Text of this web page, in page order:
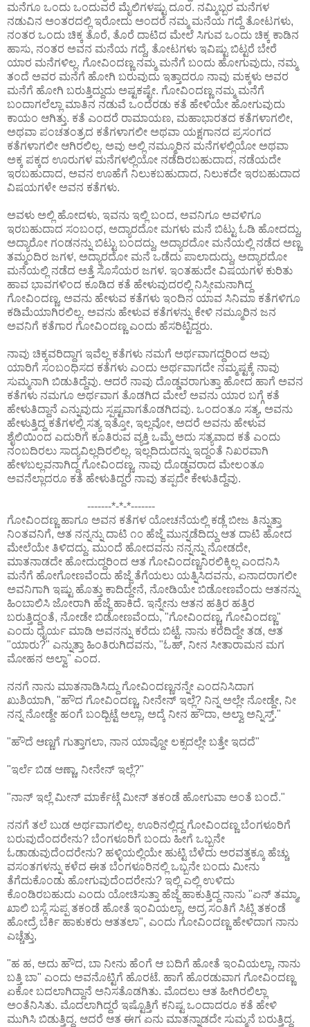
ಮನೆಗೂ ಒಂದು ಒಂದುವರೆ ಮೈಲಿಗಳಷ್ಟು ದೂರ. ನಮ್ಮಿಬ್ಬರ ಮನೆಗಳ
ನಡುವಿನ ಅಂತರದಲ್ಲಿ ಇರೋದು ಅಂದರೆ ನಮ್ಮ ಮನೆಯ ಗದ್ದೆ ತೋಟಗಳು,
ನಂತರ ಒಂದು ಚಿಕ್ಕ ತೊರೆ, ತೊರೆ ದಾಟಿದ ಮೇಲೆ ಸಿಗುವ ಒಂದು ಚಿಕ್ಕ ಕಾಡಿನ
ಹಾಸು, ನಂತರ ಅವನ ಮನೆಯ ಗದ್ದೆ, ತೋಟಗಳು ಇವಿಷ್ಟು ಬಿಟ್ಟರೆ ಬೇರೆ
ಯಾರ ಮನೆಗಳಿಲ್ಲ. ಗೋವಿಂದಣ್ಣ ನಮ್ಮ ಮನೆಗೆ ಬಂದು ಹೋಗುವುದು, ನಮ್ಮ
ತಂದೆ ಅವರ ಮನೆಗೆ ಹೋಗಿ ಬರುವುದು ಇತ್ತಾದರೂ ನಾವು ಮಕ್ಕಳು ಅವರ
ಮನೆಗೆ ಹೋಗಿ ಬರುತ್ತಿದ್ದುದು ಅಷ್ಟಕಷ್ಟೇ. ಗೋವಿಂದಣ್ಣ ನಮ್ಮ ಮನೆಗೆ
ಬಂದಾಗಲೆಲ್ಲಾ ಮಾತಿನ ನಡುವೆ ಒಂದೆರಡು ಕತೆ ಹೇಳಿಯೇ ಹೋಗುವುದು
ಕಾಯಂ ಆಗಿತ್ತು. ಕತೆ ಎಂದರೆ ರಾಮಾಯಣ, ಮಹಾಭಾರತದ ಕತೆಗಳಾಗಲೀ,
ಅಥವಾ ಪಂಚತಂತ್ರದ ಕತೆಗಳಾಗಲೀ ಅಥವಾ ಯಕ್ಷಗಾನದ ಪ್ರಸಂಗದ
ಕತೆಗಳಾಗಲೀ ಆಗಿರಲಿಲ್ಲ. ಅವು ಅಲ್ಲಿ ನಮ್ಮೂರಿನ ಮನೆಗಳಲ್ಲಿಯೋ ಅಥವಾ
ಅಕ್ಕ ಪಕ್ಕದ ಊರುಗಳ ಮನೆಗಳಲ್ಲಿಯೋ ನಡೆದಿರಬಹುದಾದ, ನಡೆಯದೇ
ಇರಬಹುದಾದ, ಅವನ ಊಹೆಗೆ ನಿಲುಕಬಹುದಾದ, ನಿಲುಕದೇ ಇರಬಹುದಾದ
ವಿಷಯಗಳೇ ಅವನ ಕತೆಗಳು.
ಅವಳು ಅಲ್ಲಿ ಹೋದಳು, ಇವನು ಇಲ್ಲಿ ಬಂದ, ಅವನಿಗೂ ಅವಳಿಗೂ
ಇರಬಹುದಾದ ಸಂಬಂಧ, ಅದ್ಯಾರದೋ ಮಗಳು ಮನೆ ಬಿಟ್ಟು ಓಡಿ ಹೋದದ್ದು,
ಅದ್ಯಾರೋ ಗಂಡನನ್ನು ಬಿಟ್ಟು ಬಂದದ್ದು, ಅದ್ಯಾರದೋ ಮನೆಯಲ್ಲಿ ನಡೆದ ಅಣ್ಣ
ತಮ್ಮಂದಿರ ಜಗಳ, ಅದ್ಯಾರದೋ ಮನೆ ಒಡೆದು ಪಾಲಾದುದ್ದು, ಅದ್ಯಾರದೋ
ಮನೆಯಲ್ಲಿ ನಡೆದ ಅತ್ತೆ ಸೊಸೆಯರ ಜಗಳ. ಇಂತಹುದೇ ವಿಷಯಗಳ ಕುರಿತು
ಹಾವ ಭಾವಗಳಿಂದ ಕೂಡಿದ ಕತೆ ಹೇಳುವುದರಲ್ಲಿ ನಿಸ್ಸೀಮನಾಗಿದ್ದ
ಗೋವಿಂದಣ್ಣ. ಅವನು ಹೇಳುವ ಕತೆಗಳು ಇಂದಿನ ಯಾವ ಸಿನಿಮಾ ಕತೆಗಳಿಗೂ
ಕಡಿಮೆಯಾಗಿರಲಿಲ್ಲ. ಅವನು ಹೇಳುವ ಕತೆಗಳನ್ನು ಕೇಳಿ ನಮ್ಮೂರಿನ ಜನ
ಅವನಿಗೆ ಕತೆಗಾರ ಗೋವಿಂದಣ್ಣ ಎಂದು ಹೆಸರಿಟ್ಟಿದ್ದರು.
ನಾವು ಚಿಕ್ಕವರಿದ್ದಾಗ ಇವೆಲ್ಲ ಕತೆಗಳು ನಮಗೆ ಅರ್ಥವಾಗದ್ದರಿಂದ ಅವು
ಯಾರಿಗೆ ಸಂಬಂಧಿಸದ ಕತೆಗಳು ಎಂದು ಅರ್ಥವಾಗದೇ ನಮ್ಮಷ್ಟಕ್ಕೆ ನಾವು
ಸುಮ್ಮನಾಗಿ ಬಿಡುತಿದ್ದೆವು. ಆದರೆ ನಾವು ದೊಡ್ಡವರಾಗುತ್ತಾ ಹೋದ ಹಾಗೆ ಅವನ
ಕತೆಗಳು ನಮಗೂ ಅರ್ಥವಾಗ ತೊಡಗಿದ ಮೇಲೆ ಅವನು ಯಾರ ಬಗ್ಗೆ ಕತೆ
ಹೇಳುತಿದ್ದಾನೆ ಎನ್ನುವುದು ಸ್ಪಷ್ಟವಾಗತೊಡಗಿದವು. ಒಂದಂತೂ ಸತ್ಯ, ಅವನು
ಹೇಳುತ್ತಿದ್ದ ಕತೆಗಳಲ್ಲಿ ಸತ್ಯ ಇತ್ತೋ, ಇಲ್ಲವೋ, ಅದರೆ ಅವನು ಹೇಳುವ
ಶೈಲಿಯಿಂದ ಎದುರಿಗೆ ಕೂತಿರುವ ವ್ಯಕ್ತಿ ಒಮ್ಮೆ ಅದು ಸತ್ಯವಾದ ಕತೆ ಎಂದು
ನಂಬದಿರಲು ಸಾದ್ಯವಿಲ್ಲದಿರಲಿಲ್ಲ. ಇಲ್ಲದಿದುದನ್ನು ಇದ್ದಂತೆ ನಿಖರವಾಗಿ
ಹೇಳಬಲ್ಲವನಾಗಿದ್ದ ಗೋವಿಂದಣ್ಣ. ನಾವು ದೊಡ್ಡವರಾದ ಮೇಲಂತೂ
ಅವನೆಲ್ಲಾದರೂ ಕತೆ ಹೇಳುತಿದ್ದರೆ ನಾವು ತಪ್ಪದೇ ಕೇಳುತಿದ್ದೆವು.
-------*-*-*-------
ಗೋವಿಂದಣ್ಣ ಹಾಗೂ ಅವನ ಕತೆಗಳ ಯೋಚನೆಯಲ್ಲಿ ಕಡ್ಲೆ ಬೀಜ ತಿನ್ನುತ್ತಾ
ನಿಂತವನಿಗೆ, ಆತ ನನ್ನನ್ನು ದಾಟಿ ೧೦ ಹೆಜ್ಜೆ ಮುನ್ನಡೆದಿದ್ದು ಆತ ದಾಟಿ ಹೋದ
ಮೇಲೆಯೇ ತಿಳಿದದ್ದು. ಮುಂದೆ ಹೋದವನು ನನ್ನನ್ನು ನೋಡದೇ,
ಮಾತನಾಡದೇ ಹೋದುದ್ದರಿಂದ ಆತ ಗೋವಿಂದಣ್ಣನಿರಲಿಕ್ಕಿಲ್ಲ ಎಂದನಿಸಿ
ಮನೆಗೆ ಹೋಗೋಣವೆಂದು ಹೆಜ್ಜೆ ತೆಗೆಯಲು ಯತ್ನಿಸಿದವನು, ಏನಾದರಾಗಲೀ
ಅವನಿಗಾಗಿ ಇಷ್ಟು ಹೊತ್ತು ಕಾದಿದ್ದೇನೆ, ನೋಡಿಯೇ ಬಿಡೋಣವೆಂದು ಆತನನ್ನು
ಹಿಂಬಾಲಿಸಿ ಜೋರಾಗಿ ಹೆಜ್ಜೆ ಹಾಕಿದೆ. ಇನ್ನೇನು ಆತನ ಹತ್ತಿರ ಹತ್ತಿರ
ಬರುತ್ತಿದ್ದಂತೆ, ನೋಡೇ ಬಿಡೋಣವೆಂದು, "ಗೋವಿಂದಣ್ಣ, ಗೋವಿಂದಣ್ಣ"
ಎಂದು ಧೈರ್ಯ ಮಾಡಿ ಅವನನ್ನು ಕರೆದು ಬಿಟ್ಟೆ. ನಾನು ಕರೆದಿದ್ದೇ ತಡ, ಆತ
"ಯಾರು?" ಎನ್ನುತ್ತಾ ಹಿಂತಿರುಗಿದವನು, "ಓಹ್, ನೀನ ಸೀತಾರಾಮನ ಮಗ
ಮೋಹನ ಅಲ್ವಾ" ಎಂದ.
ನನಗೆ ನಾನು ಮಾತನಾಡಿಸಿದ್ದು ಗೋವಿಂದಣ್ಣನನ್ನೇ ಎಂದನಿಸಿದಾಗ
ಖುಶಿಯಾಗಿ, "ಹೌದ ಗೋವಿಂದಣ್ಣ, ನೀನೇನ್ ಇಲ್ಲೆ? ನಿನ್ನ ಅಲ್ಲೇ ನೋಡ್ದೇ, ನೀ
ನನ್ನ ನೋಡ್ದೇ ಹಂಗೆ ಬಂದ್ಬಿಟ್ಟೆ ಅಲ್ಲಾ, ಅದ್ಕೆ ನೀನ ಹೌದಾ, ಅಲ್ವಾ ಅನ್ನಿಸ್ತ್."
"ಹೌದೆ ಆಣ್ಣಗೆ ಗುತ್ತಾಗಲಾ, ನಾನ ಯಾವ್ದೋ ಲಕ್ಸದಲ್ಲೇ ಬತ್ತೇ ಇದದೆ"
"ಇರ್ಲೆ ಬಿಡ ಆಣ್ಣಾ, ನೀನೇನ್ ಇಲ್ಲೆ?"
"ನಾನ್ ಇಲ್ಲೆ ಮೀನ್ ಮಾರ್ಕೆಟ್ಗೆ ಮೀನ್ ತಕಂಡೆ ಹೋಗುವಾ ಅಂತೆ ಬಂದೆ."
ನನಗೆ ತಲೆ ಬುಡ ಅರ್ಥವಾಗಲಿಲ್ಲ. ಊರಿನಲ್ಲಿದ್ದ ಗೋವಿಂದಣ್ಣ ಬೆಂಗಳೂರಿಗೆ
ಬರುವುದೆಂದರೇನು? ಬೆಂಗಳೂರಿಗೆ ಬಂದು ಹೀಗೆ ಒಬ್ಬನೇ
ಓಡಾಡುವುದೆಂದರೇನು? ಹಳ್ಳಿಯಲ್ಲಿಯೇ ಹುಟ್ಟಿ ಬೆಳೆದು ಅರವತ್ತಕ್ಕೂ ಹೆಚ್ಚು
ವಸಂತಗಳನ್ನು ಕಳೆದ ಈತ ಬೆಂಗಳೂರಿನಲ್ಲಿ ಒಬ್ಬನೇ ಬಂದು ಮೀನು
ತೆಗೆದುಕೊಂಡು ಹೋಗುವುದೆಂದರೇನು? ಇಲ್ಲಿ ಎಲ್ಲಿ ಉಳಿದು
ಕೊಂಡಿರಬಹುದು ಎಂದು ಯೋಚಿಸುತ್ತಾ ಹೆಜ್ಜೆ ಹಾಕುತ್ತಿದ್ದ ನಾನು "ಏನ್ ತಮ್ಮಾ,
ಖಾಲಿ ಬಸ್ಲೆ ಸುಪ್ಪ ತಕಂಡೆ ಹೋತೆ ಇಂವಿಯಲ್ಲಾ, ಅದ್ರ ಸಂತಿಗೆ ಸಿಟ್ಲಿ ತಕಂಡೆ
ಹೋದ್ರೆ ಬೆರ್ಕಿ ಹಾಕುಕರು ಆತತಲಾ", ಎಂದು ಗೋವಿಂದಣ್ಣ ಹೇಳಿದಾಗ ನಾನು
ಎಚ್ಚೆತ್ತು,
"ಹ ಹ, ಅದು ಹೌದ, ಬಾ ನೀನು ಹೆಂಗೆ ಆ ಬದಿಗೆ ಹೋತೆ ಇಂವಿಯಲ್ಲಾ, ನಾನು
ಬತ್ತಿ ಬಾ" ಎಂದು ಅವನೊಟ್ಟಿಗೆ ಹೊರಟೆ. ಹಾಗೆ ಹೊರಡುವಾಗ ಗೋವಿಂದಣ್ಣ
ಏಕೋ ಬದಲಾಗಿದ್ದಾನೆ ಅನಿಸತೊಡಗಿತು. ಮೊದಲು ಆತ ಹೀಗಿರಲಿಲ್ಲಾ
ಅಂತೆನಿಸಿತು. ಮೊದಲಾಗಿದ್ದರೆ ಇಷ್ಟೊತ್ತಿಗೆ ಕನಿಷ್ಟ ಒಂದಾದರೂ ಕತೆ ಹೇಳಿ
ಮುಗಿಸಿ ಬಿಡುತ್ತಿದ್ದ. ಆದರೆ ಆತ ಈಗ ಏನು ಮಾತನ್ನಾಡದೇ ಸುಮ್ಮನೆ ಬರುತ್ತಿದ್ದ.